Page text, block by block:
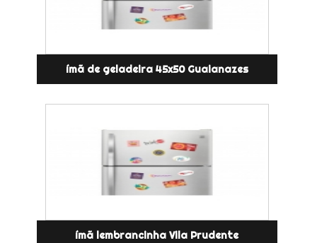
ímã de geladeira 45x50 Guaianazes
ímã lembrancinha Vila Prudente